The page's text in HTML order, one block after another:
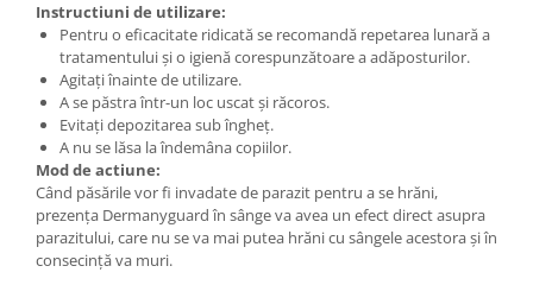
Colier / Faseta
Consumabile motofierastrau
drujba
Demarouri drujba
Discuri debitare
Discuri motocoasa
Diverse
Feronerie si accesorii
Instructiuni de utilizare:
Pentru o eficacitate ridicată se recomandă repetarea lunară a
tratamentului și o igienă corespunzătoare a adăposturilor.
Agitați înainte de utilizare.
A se păstra într-un loc uscat și răcoros.
Evitați depozitarea sub îngheț.
A nu se lăsa la îndemâna copiilor.
Mod de actiune:
Când păsările vor fi invadate de parazit pentru a se hrăni,
prezența Dermanyguard în sânge va avea un efect direct asupra
parazitului, care nu se va mai putea hrăni cu sângele acestora și în
consecință va muri.